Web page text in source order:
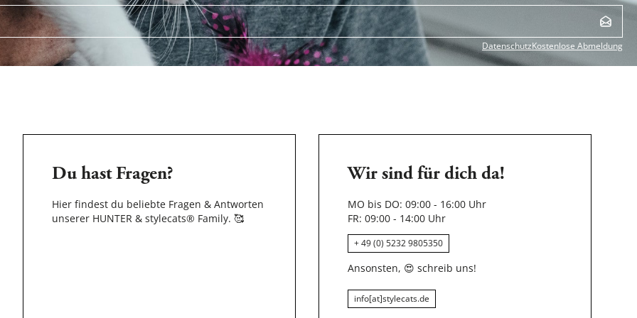
DatenschutzKostenlose Abmeldung
Du hast Fragen?
Hier findest du beliebte Fragen & Antworten
unserer HUNTER & stylecats® Family. 🥰
Wir sind für dich da!
MO bis DO: 09:00 - 16:00 Uhr
FR: 09:00 - 14:00 Uhr
+ 49 (0) 5232 9805350
Ansonsten, 😍 schreib uns!
info[at]stylecats.de